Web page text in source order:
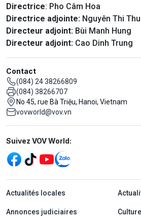
Directrice: Pho Câm Hoa
Directrice adjointe: Nguyên Thi
Directeur adjoint: Bùi Manh Hung
Directeur adjoint: Cao Dinh Trung
Contact
(084) 24 38266809
(084) 38266707
No 45, rue Bà Triệu, Hanoi, Vietnam
vovworld@vov.vn
Mạng xã hội
Suivez VOV World:
menu footer tiếng Pháp
Actualités locales
Annonces judiciaires